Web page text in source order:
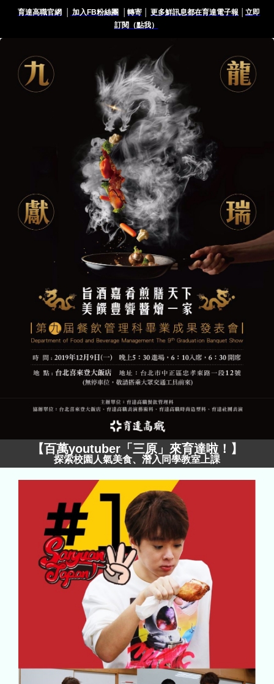
育達高職官網 加入FB粉絲團 轉寄 更多鮮訊息都在育達電子報
立即
訂閱（點我）
【百萬youtuber「三原」來育達啦！ 】
探索校園人氣美食、潛入同學教室上課